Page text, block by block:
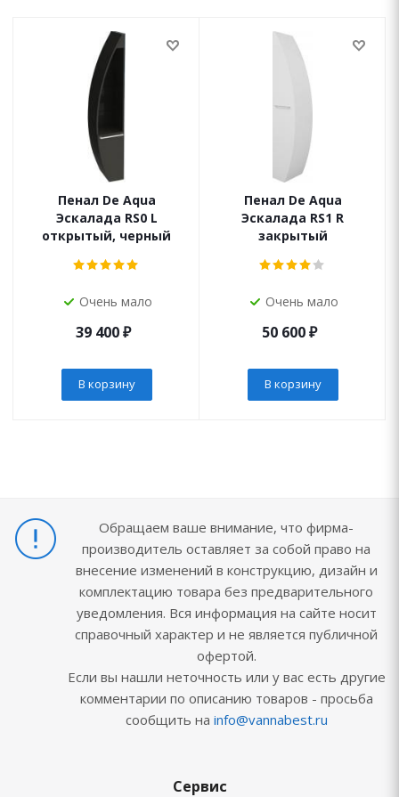
Пенал De Aqua
Эскалада RS0 L
открытый, черный
Очень мало
39 400₽
В корзину
Пенал De Aqua
Эскалада RS1 R
закрытый
Очень мало
50 600₽
В корзину
Обращаем ваше внимание, что фирма-
производитель оставляет за собой право на
внесение изменений в конструкцию, дизайн и
комплектацию товара без предварительного
уведомления. Вся информация на сайте носит
справочный характер и не является публичной
офертой.
Если вы нашли неточность или у вас есть другие
комментарии по описанию товаров - просьба
сообщить на info@vannabest.ru
Сервис